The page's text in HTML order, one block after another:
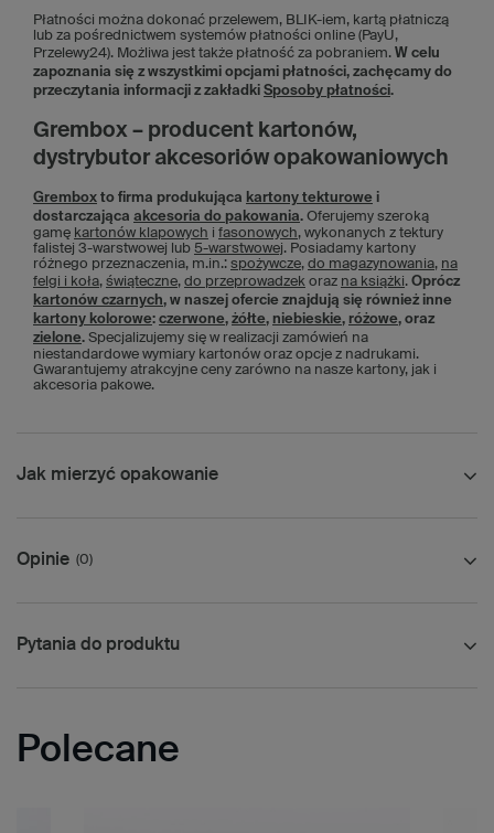
Płatności można dokonać przelewem, BLIK-iem, kartą płatniczą
lub za pośrednictwem systemów płatności online (PayU,
Przelewy24). Możliwa jest także płatność za pobraniem. W celu
zapoznania się z wszystkimi opcjami płatności, zachęcamy do
przeczytania informacji z zakładki Sposoby płatności.
Grembox – producent kartonów,
dystrybutor akcesoriów opakowaniowych
Grembox to firma produkująca kartony tekturowe i
dostarczająca akcesoria do pakowania. Oferujemy szeroką
gamę kartonów klapowych i fasonowych, wykonanych z tektury
falistej 3-warstwowej lub 5-warstwowej. Posiadamy kartony
różnego przeznaczenia, m.in.: spożywcze, do magazynowania, na
felgi i koła, świąteczne, do przeprowadzek oraz na książki. Oprócz
kartonów czarnych, w naszej ofercie znajdują się również inne
kartony kolorowe: czerwone, żółte, niebieskie, różowe, oraz
zielone. Specjalizujemy się w realizacji zamówień na
niestandardowe wymiary kartonów oraz opcje z nadrukami.
Gwarantujemy atrakcyjne ceny zarówno na nasze kartony, jak i
akcesoria pakowe.
Jak mierzyć opakowanie
Opinie (0)
Pytania do produktu
Polecane